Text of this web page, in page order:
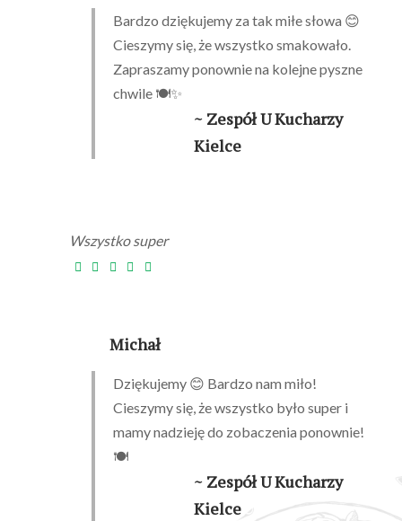
Bardzo dziękujemy za tak miłe słowa 😊
Cieszymy się, że wszystko smakowało.
Zapraszamy ponownie na kolejne pyszne
chwile 🍽️✨
~ Zespół U Kucharzy
Kielce
Wszystko super
Michał
Dziękujemy 😊 Bardzo nam miło!
Cieszymy się, że wszystko było super i
mamy nadzieję do zobaczenia ponownie!
🍽️
~ Zespół U Kucharzy
Kielce